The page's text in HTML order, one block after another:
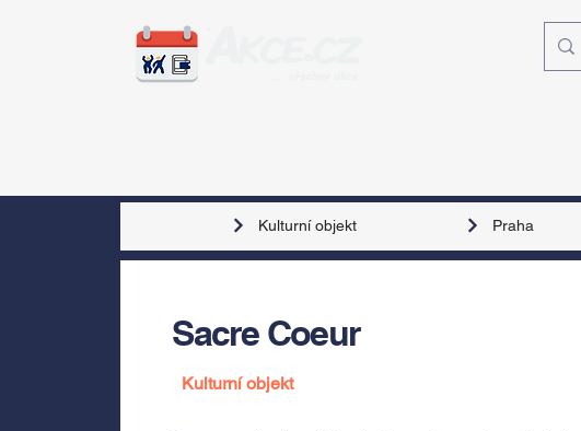
Kulturní objekt Praha
Sacre Coeur
Kulturní objekt